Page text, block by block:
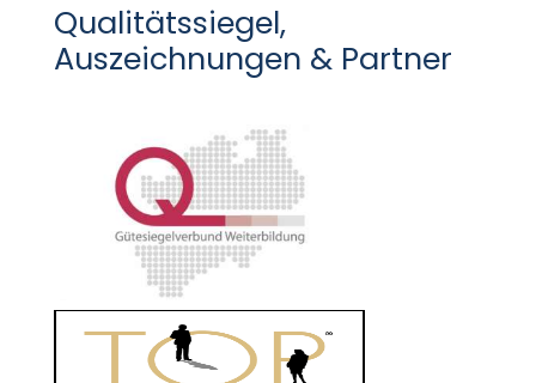
Qualitätssiegel,
Auszeichnungen & Partner